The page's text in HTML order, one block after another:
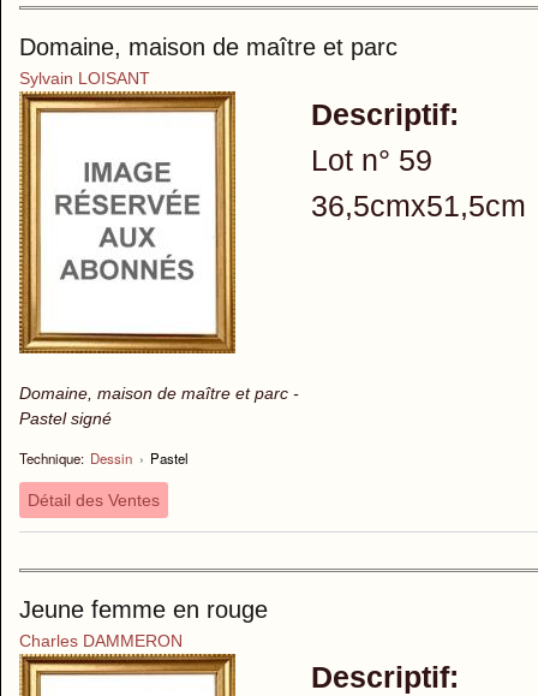
Domaine, maison de maître et parc
Sylvain LOISANT
Domaine, maison de maître et parc -
Pastel signé
Technique: Dessin › Pastel
Descriptif:
Lot n° 59
36,5cmx51,5cm
Détail des Ventes
Jeune femme en rouge
Charles DAMMERON
Descriptif: